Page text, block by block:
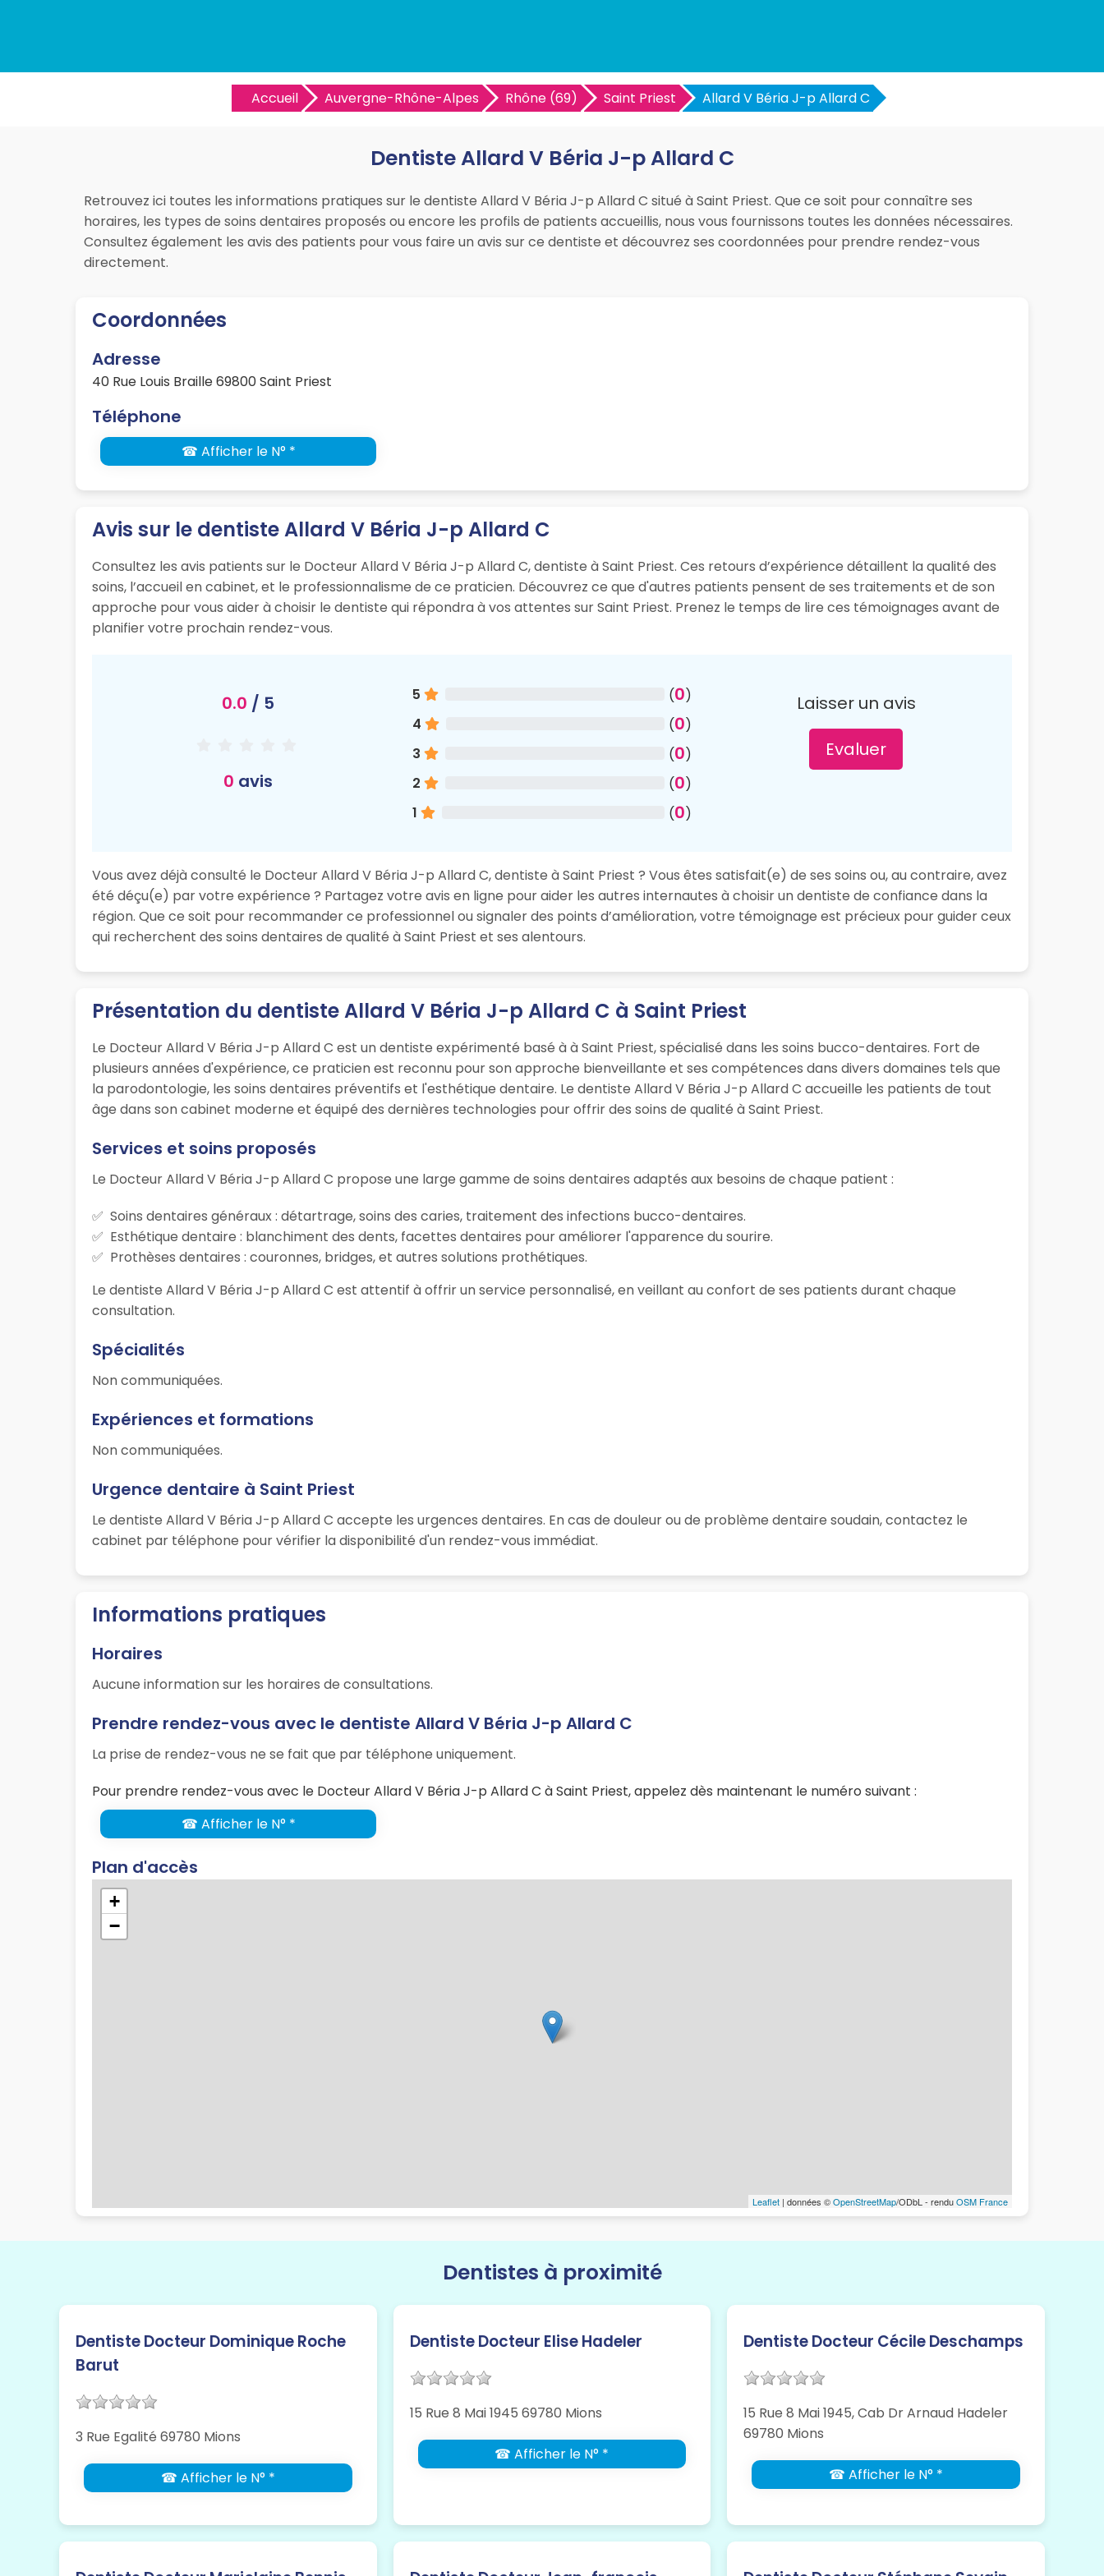
Accueil Auvergne-Rhône-Alpes Rhône (69) Saint Priest Allard V Béria J-p Allard C
Dentiste Allard V Béria J-p Allard C
Retrouvez ici toutes les informations pratiques sur le dentiste Allard V Béria J-p Allard C situé à Saint Priest. Que ce soit pour connaître ses
horaires, les types de soins dentaires proposés ou encore les profils de patients accueillis, nous vous fournissons toutes les données nécessaires.
Consultez également les avis des patients pour vous faire un avis sur ce dentiste et découvrez ses coordonnées pour prendre rendez-vous
directement.
Coordonnées
Adresse
40 Rue Louis Braille 69800 Saint Priest
Téléphone
☎ Afficher le N° *
Avis sur le dentiste Allard V Béria J-p Allard C
Consultez les avis patients sur le Docteur Allard V Béria J-p Allard C, dentiste à Saint Priest. Ces retours d’expérience détaillent la qualité des
soins, l’accueil en cabinet, et le professionnalisme de ce praticien. Découvrez ce que d'autres patients pensent de ses traitements et de son
approche pour vous aider à choisir le dentiste qui répondra à vos attentes sur Saint Priest. Prenez le temps de lire ces témoignages avant de
planifier votre prochain rendez-vous.
0.0 / 5
0 avis
5 (0)
4
(0)
3
(0)
2
(0)
1
(0)
Laisser un avis
Evaluer
Vous avez déjà consulté le Docteur Allard V Béria J-p Allard C, dentiste à Saint Priest ? Vous êtes satisfait(e) de ses soins ou, au contraire, avez
été déçu(e) par votre expérience ? Partagez votre avis en ligne pour aider les autres internautes à choisir un dentiste de confiance dans la
région. Que ce soit pour recommander ce professionnel ou signaler des points d’amélioration, votre témoignage est précieux pour guider ceux
qui recherchent des soins dentaires de qualité à Saint Priest et ses alentours.
Présentation du dentiste Allard V Béria J-p Allard C à Saint Priest
Le Docteur Allard V Béria J-p Allard C est un dentiste expérimenté basé à à Saint Priest, spécialisé dans les soins bucco-dentaires. Fort de
plusieurs années d'expérience, ce praticien est reconnu pour son approche bienveillante et ses compétences dans divers domaines tels que
la parodontologie, les soins dentaires préventifs et l'esthétique dentaire. Le dentiste Allard V Béria J-p Allard C accueille les patients de tout
âge dans son cabinet moderne et équipé des dernières technologies pour offrir des soins de qualité à Saint Priest.
Services et soins proposés
Le Docteur Allard V Béria J-p Allard C propose une large gamme de soins dentaires adaptés aux besoins de chaque patient :
Soins dentaires généraux : détartrage, soins des caries, traitement des infections bucco-dentaires.
Esthétique dentaire : blanchiment des dents, facettes dentaires pour améliorer l'apparence du sourire.
Prothèses dentaires : couronnes, bridges, et autres solutions prothétiques.
Le dentiste Allard V Béria J-p Allard C est attentif à offrir un service personnalisé, en veillant au confort de ses patients durant chaque
consultation.
Spécialités
Non communiquées.
Expériences et formations
Non communiquées.
Urgence dentaire à Saint Priest
Le dentiste Allard V Béria J-p Allard C accepte les urgences dentaires. En cas de douleur ou de problème dentaire soudain, contactez le
cabinet par téléphone pour vérifier la disponibilité d'un rendez-vous immédiat.
Informations pratiques
Horaires
Aucune information sur les horaires de consultations.
Prendre rendez-vous avec le dentiste Allard V Béria J-p Allard C
La prise de rendez-vous ne se fait que par téléphone uniquement.
Pour prendre rendez-vous avec le Docteur Allard V Béria J-p Allard C à Saint Priest, appelez dès maintenant le numéro suivant :
☎ Afficher le N° *
Plan d'accès
+
−
Leaflet | données ©OpenStreetMap/ODbL - renduOSM France
Dentistes à proximité
Dentiste Docteur Dominique Roche
Barut
3 Rue Egalité 69780 Mions
☎ Afficher le N° *
Dentiste Docteur Elise Hadeler
15 Rue 8 Mai 1945 69780 Mions
☎ Afficher le N° *
Dentiste Docteur Cécile Deschamps
15 Rue 8 Mai 1945, Cab Dr Arnaud Hadeler
69780 Mions
☎ Afficher le N° *